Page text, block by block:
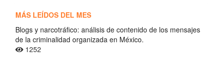
MÁS LEÍDOS DEL MES
Blogs y narcotráfico: análisis de contenido de los mensajes
de la criminalidad organizada en México.
1252